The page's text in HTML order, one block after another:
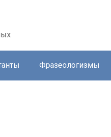
Фразеологизмы